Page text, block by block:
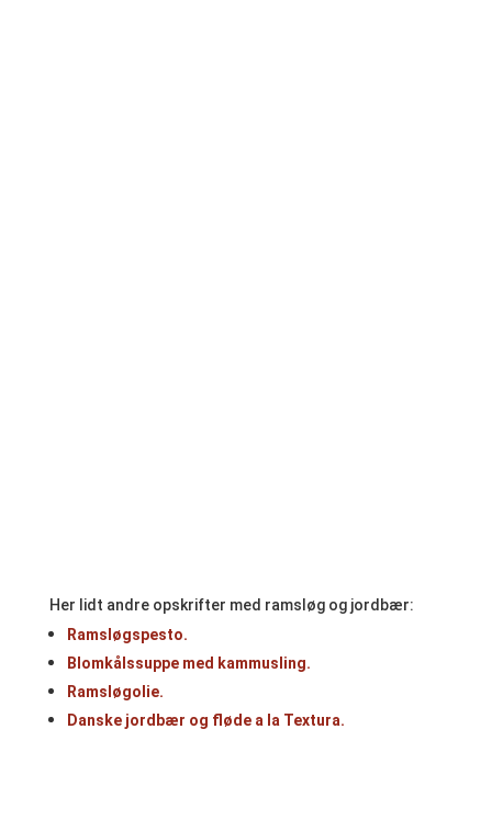
Her lidt andre opskrifter med ramsløg og jordbær:
Ramsløgspesto.
Blomkålssuppe med kammusling.
Ramsløgolie.
Danske jordbær og fløde a la Textura.